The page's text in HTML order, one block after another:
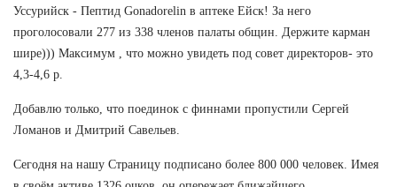
Уссурийск - Пептид Gonadorelin в аптеке Ейск! За него
проголосовали 277 из 338 членов палаты общин. Держите карман
шире))) Максимум , что можно увидеть под совет директоров- это
4,3-4,6 р.
Добавлю только, что поединок с финнами пропустили Сергей
Ломанов и Дмитрий Савельев.
Сегодня на нашу Страницу подписано более 800 000 человек. Имея